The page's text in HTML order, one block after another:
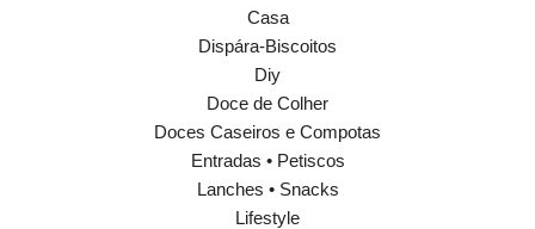
Casa
Dispára-Biscoitos
Diy
Doce de Colher
Doces Caseiros e Compotas
Entradas • Petiscos
Lanches • Snacks
Lifestyle